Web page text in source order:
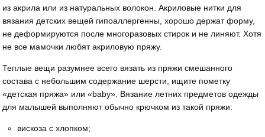
из акрила или из натуральных волокон. Акриловые нитки для
вязания детских вещей гипоаллергенны, хорошо держат форму,
не деформируются после многоразовых стирок и не линяют. Хотя
не все мамочки любят акриловую пряжу.
Теплые вещи разумнее всего вязать из пряжи смешанного
состава с небольшим содержание шерсти, ищите пометку
«детская пряжа» или «baby». Вязание летних предметов одежды
для малышей выполняют обычно крючком из такой пряжи:
вискоза с хлопком;